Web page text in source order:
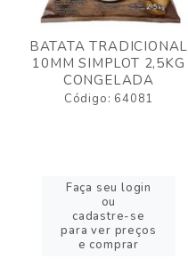
BATATA TRADICIONAL
10MM SIMPLOT 2,5KG
CONGELADA
Código: 64081
Faça seu login
ou
cadastre-se
para ver preços
e comprar